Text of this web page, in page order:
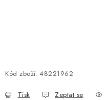
Kód zboží: 48221962
Tisk Zeptat se